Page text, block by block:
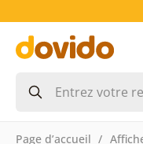
Page d’accueil